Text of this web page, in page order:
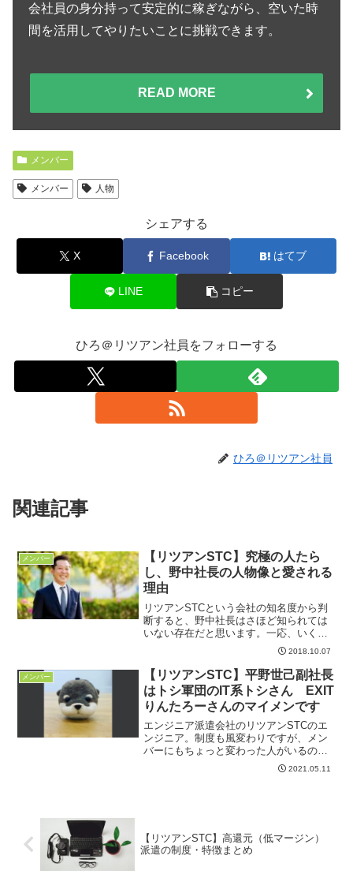
会社員の身分持って安定的に稼ぎながら、空いた時
間を活用してやりたいことに挑戦できます。
READ MORE
メンバー
メンバー 人物
シェアする
X Facebook はてブ
LINE コピー
ひろ＠リツアン社員をフォローする
ひろ＠リツアン社員
関連記事
メンバー
【リツアンSTC】究極の人たら
し、野中社長の人物像と愛される
理由
リツアンSTCという会社の知名度から判
断すると、野中社長はさほど知られては
いない存在だと思います。一応、いくつ
かのメディアにも紹介されていたり、さ
らば青春の光さんのYouTubeにも出演は
してたいたりしますが、一般的な知名度
は無いと言ってい...
2018.10.07
メンバー
【リツアンSTC】平野世己副社長
はトシ軍団のIT系トシさん EXIT
りんたろーさんのマイメンです
エンジニア派遣会社のリツアンSTCのエ
ンジニア。制度も風変わりですが、メン
バーにもちょっと変わった人がいるのが
特徴。今回はその筆頭ともいえる平野副
社長を紹介したいと思います。リツアン
2021.05.11
【リツアンSTC】高還元（低マージン）
派遣の制度・特徴まとめ